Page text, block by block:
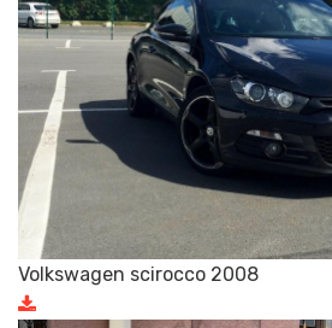
Volkswagen scirocco 2008